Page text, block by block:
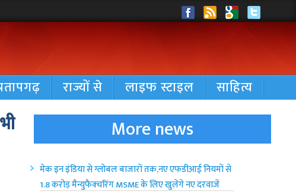
राज्यों से लाइफ स्टाइल साहित्य
More news
मेक इन इंडिया से ग्लोबल बाजारों तक,नए एफडीआई नियमों से
1.8 करोड़ मैन्युफैक्चरिंग MSME के लिए खुलेंगे नए दरवाजें